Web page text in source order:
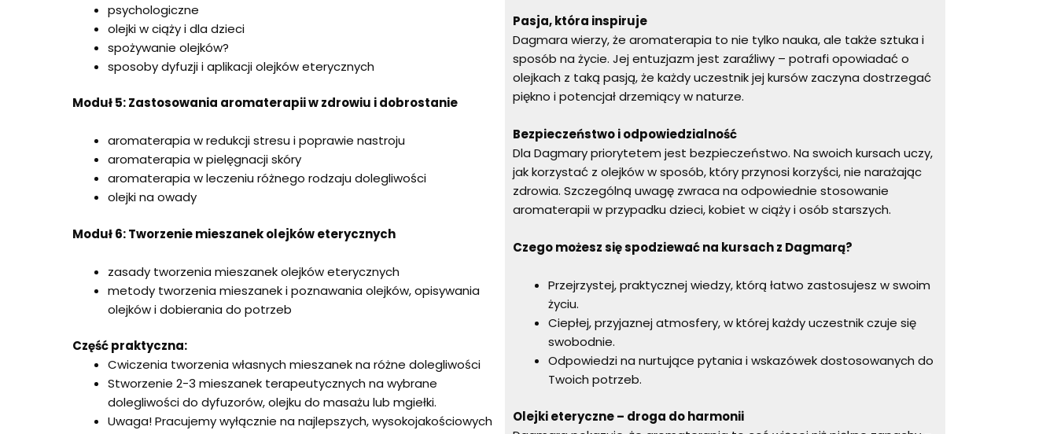
psychologiczne
olejki w ciąży i dla dzieci
spożywanie olejków?
sposoby dyfuzji i aplikacji olejków eterycznych
Moduł 5: Zastosowania aromaterapii w zdrowiu i dobrostanie
aromaterapia w redukcji stresu i poprawie nastroju
aromaterapia w pielęgnacji skóry
aromaterapia w leczeniu różnego rodzaju dolegliwości
olejki na owady
Moduł 6: Tworzenie mieszanek olejków eterycznych
zasady tworzenia mieszanek olejków eterycznych
metody tworzenia mieszanek i poznawania olejków, opisywania
olejków i dobierania do potrzeb
Część praktyczna:
Cwiczenia tworzenia własnych mieszanek na różne dolegliwości
Stworzenie 2-3 mieszanek terapeutycznych na wybrane
dolegliwości do dyfuzorów, olejku do masażu lub mgiełki.
Uwaga! Pracujemy wyłącznie na najlepszych, wysokojakościowych
Pasja, która inspiruje
Dagmara wierzy, że aromaterapia to nie tylko nauka, ale także sztuka i
sposób na życie. Jej entuzjazm jest zaraźliwy – potrafi opowiadać o
olejkach z taką pasją, że każdy uczestnik jej kursów zaczyna dostrzegać
piękno i potencjał drzemiący w naturze.
Bezpieczeństwo i odpowiedzialność
Dla Dagmary priorytetem jest bezpieczeństwo. Na swoich kursach uczy,
jak korzystać z olejków w sposób, który przynosi korzyści, nie narażając
zdrowia. Szczególną uwagę zwraca na odpowiednie stosowanie
aromaterapii w przypadku dzieci, kobiet w ciąży i osób starszych.
Czego możesz się spodziewać na kursach z Dagmarą?
Przejrzystej, praktycznej wiedzy, którą łatwo zastosujesz w swoim
życiu.
Ciepłej, przyjaznej atmosfery, w której każdy uczestnik czuje się
swobodnie.
Odpowiedzi na nurtujące pytania i wskazówek dostosowanych do
Twoich potrzeb.
Olejki eteryczne – droga do harmonii